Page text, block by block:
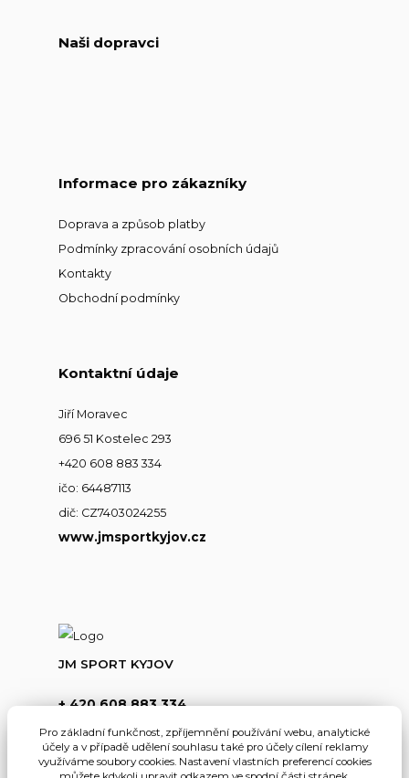
Naši dopravci
Informace pro zákazníky
Doprava a způsob platby
Podmínky zpracování osobních údajů
Kontakty
Obchodní podmínky
Kontaktní údaje
Jiří Moravec
696 51 Kostelec 293
+420 608 883 334
ičo: 64487113
dič: CZ7403024255
www.jmsportkyjov.cz
JM SPORT KYJOV
+ 420 608 883 334
info@jmsportkyjov.cz
Pro základní funkčnost, zpříjemnění používání webu, analytické
účely a v případě udělení souhlasu také pro účely cílení reklamy
využíváme soubory cookies. Nastavení vlastních preferencí cookies